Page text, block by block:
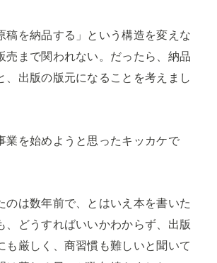
稿を納品する」という構造を変えな
売まで関われない。だったら、納品
、出版の版元になることを考えまし
業を始めようと思ったキッカケで
のは数年前で、とはいえ本を書いた
、どうすればいいかわからず、出版
も厳しく、商習慣も難しいと聞いて